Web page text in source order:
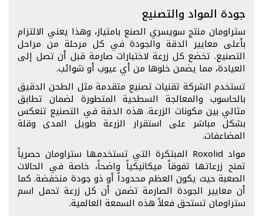
جودة المواد والتصنيع
ستراومان منتج سويسري الصنع بامتياز، وهذا يعني الالتزام
بأعلى معايير الدقة والجودة في كل مرحلة من مراحل
التصنيع. تخضع كل زرعة لاختبارات صارمة قبل أن تصل إلى
العيادة، مما يضمن خلوها من أي عيوب أو شوائب.
تستخدم الشركة تقنيات تصنيع متقدمة مثل الطحن الدقيق
بالحاسوب والمعالجة السطحية المتطورة لضمان تطابق
مثالي بين مكونات الزرعة. هذه الدقة في التصنيع تنعكس
بشكل مباشر على استقرار الزرعة طويل المدى وقلة
المضاعفات.
مواد Roxolid المبتكرة التي تستخدمها ستراومان حصرياً
تمنح زرعاتها تفوقاً ميكانيكياً واضحاً، خاصة في الحالات
الصعبة حيث يكون العظم محدوداً أو ذو جودة منخفضة. كما
أن معايير الجودة الصارمة تضمن أن كل زرعة تحمل اسم
ستراومان تستحق فعلاً هذه السمعة العالمية.